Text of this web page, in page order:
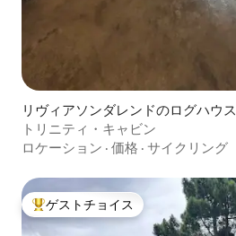
リヴィアソンダレンドのログハウス
トリニティ・キャビン
ロケーション · 価格 · サイクリング
大好評のゲストチョイスです。
ゲストチョイス